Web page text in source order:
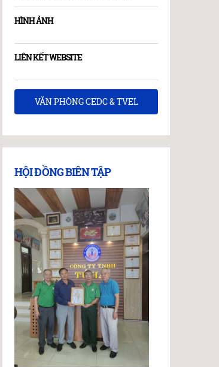
HÌNH ẢNH
LIÊN KẾT WEBSITE
VĂN PHÒNG CEDC & TVEL
HỘI ĐỒNG BIÊN TẬP